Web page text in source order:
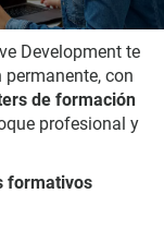
Development te
con
de formación
profesional y
formativos